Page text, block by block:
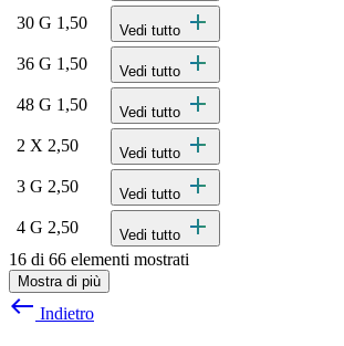
30 G 1,50 Vedi tutto add
36 G 1,50 Vedi tutto add
48 G 1,50 Vedi tutto add
2 X 2,50 Vedi tutto add
3 G 2,50 Vedi tutto add
4 G 2,50 Vedi tutto add
16 di 66 elementi mostrati
Mostra di più
west Indietro